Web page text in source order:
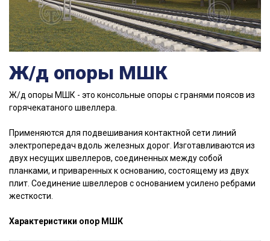
Ж/д опоры МШК
Ж/д опоры МШК - это консольные опоры с гранями поясов из
горячекатаного швеллера.
Применяются для подвешивания контактной сети линий
электропередач вдоль железных дорог. Изготавливаются из
двух несущих швеллеров, соединенных между собой
планками, и приваренных к основанию, состоящему из двух
плит. Соединение швеллеров с основанием усилено ребрами
жесткости.
Характеристики опор МШК